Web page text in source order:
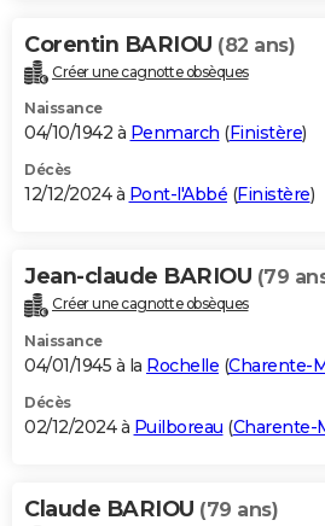
Corentin BARIOU (82 ans)
Créer une cagnotte obsèques
Naissance
04/10/1942 à Penmarch (Finistère)
Décès
12/12/2024 à Pont-l'Abbé (Finistère)
Jean-claude BARIOU (79
Créer une cagnotte obsèques
Naissance
04/01/1945 à la Rochelle (Charente-
Décès
02/12/2024 à Puilboreau (Charente-
Claude BARIOU (79 ans)